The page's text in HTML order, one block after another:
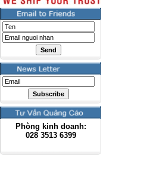
Phòng kinh doanh:
028 3513 6399